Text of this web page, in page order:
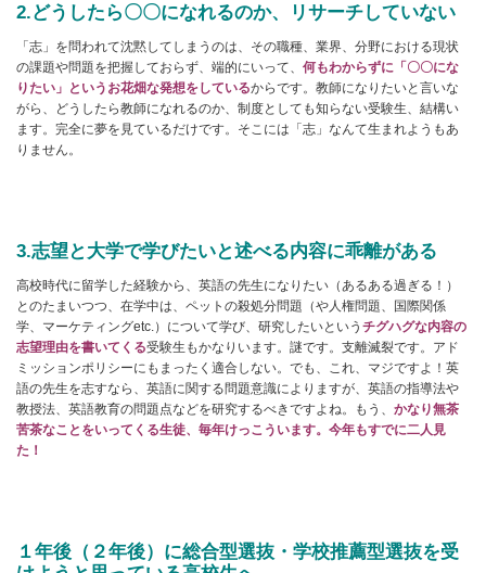
2.どうしたら〇〇になれるのか、リサーチしていない
「志」を問われて沈黙してしまうのは、その職種、業界、分野における現状
の課題や問題を把握しておらず、端的にいって、 何もわからずに「〇〇にな
りたい」というお花畑な発想をしているからです。教師になりたいと言いな
がら、どうしたら教師になれるのか、制度としても知らない受験生、結構い
ます。完全に夢を見ているだけです。そこには「志」なんて生まれようもあ
りません。
3.志望と大学で学びたいと述べる内容に乖離がある
高校時代に留学した経験から、英語の先生になりたい（あるある過ぎる！）
とのたまいつつ、在学中は、ペットの殺処分問題（や人権問題、国際関係
学、マーケティングetc.）について学び、研究したいという チグハグな内容の
志望理由を書いてくる受験生もかなりいます。謎です。支離滅裂です。アド
ミッションポリシーにもまったく適合しない。でも、これ、マジですよ！英
語の先生を志すなら、英語に関する問題意識によりますが、英語の指導法や
教授法、英語教育の問題点などを研究するべきですよね。もう、 かなり無茶
苦茶なことをいってくる生徒、毎年けっこういます。今年もすでに二人見
た！
１年後（２年後）に総合型選抜・学校推薦型選抜を受